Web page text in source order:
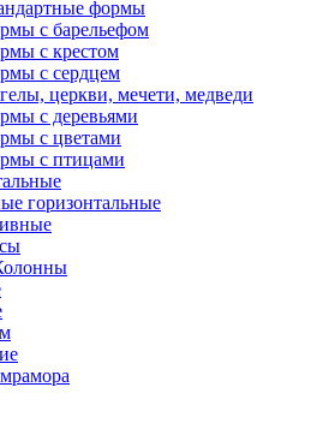
формы
с барельефом
с крестом
с сердцем
церкви, мечети, медведи
с деревьями
с цветами
с птицами
горизонтальные